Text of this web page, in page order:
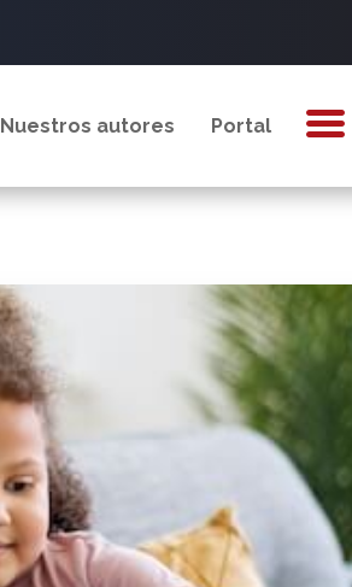
Nuestros autores Portal